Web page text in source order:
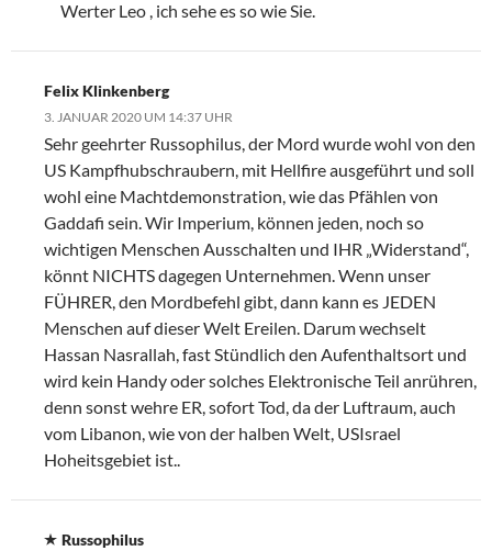
Werter Leo , ich sehe es so wie Sie.
Felix Klinkenberg
3. JANUAR 2020 UM 14:37 UHR
Sehr geehrter Russophilus, der Mord wurde wohl von den
US Kampfhubschraubern, mit Hellfire ausgeführt und soll
wohl eine Machtdemonstration, wie das Pfählen von
Gaddafi sein. Wir Imperium, können jeden, noch so
wichtigen Menschen Ausschalten und IHR „Widerstand“,
könnt NICHTS dagegen Unternehmen. Wenn unser
FÜHRER, den Mordbefehl gibt, dann kann es JEDEN
Menschen auf dieser Welt Ereilen. Darum wechselt
Hassan Nasrallah, fast Stündlich den Aufenthaltsort und
wird kein Handy oder solches Elektronische Teil anrühren,
denn sonst wehre ER, sofort Tod, da der Luftraum, auch
vom Libanon, wie von der halben Welt, USIsrael
Hoheitsgebiet ist..
Russophilus